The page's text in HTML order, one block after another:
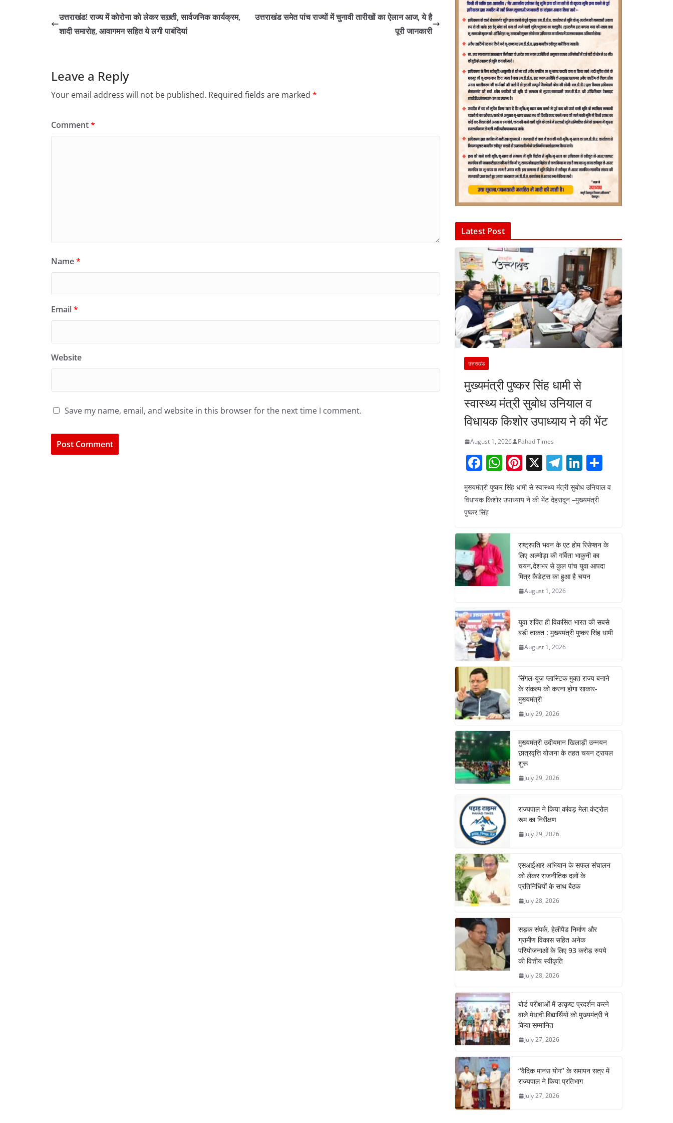
उत्तराखंड! राज्य में कोरोना को लेकर सख़्ती, सार्वजनिक कार्यक्रम,
शादी समारोह, आवागमन सहित ये लगी पाबंदियां
उत्तराखंड समेत पांच राज्यों में चुनावी तारीखों का ऐलान आज, ये है
पूरी जानकारी
Leave a Reply
Your email address will not be published. Required fields are marked *
Comment*
Name*
Email*
Website
Save my name, email, and website in this browser for the next time I comment.
Latest Post
उत्तराखंड
मुख्यमंत्री पुष्कर सिंह धामी से
स्वास्थ्य मंत्री सुबोध उनियाल व
विधायक किशोर उपाध्याय ने की भेंट
August 1, 2026 Pahad Times
F
a
c
e
o
o
k
W
h
at
p
Pi
nt
er
X T
el
e
gr
m
Li
n
k
n
ar
मुख्यमंत्री पुष्कर सिंह धामी से स्वास्थ्य मंत्री सुबोध उनियाल व
विधायक किशोर उपाध्याय ने की भेंट देहरादून –मुख्यमंत्री
पुष्कर सिंह
राष्ट्रपति भवन के एट होम रिसेप्शन के
लिए अल्मोड़ा की गर्विता भाकुनी का
चयन,देशभर से कुल पांच युवा आपदा
मित्र कैडेट्स का हुआ है चयन
August 1, 2026
युवा शक्ति ही विकसित भारत की सबसे
बड़ी ताकत : मुख्यमंत्री पुष्कर सिंह धामी
August 1, 2026
सिंगल-यूज़ प्लास्टिक मुक्त राज्य बनाने
के संकल्प को करना होगा साकार-
मुख्यमंत्री
July 29, 2026
मुख्यमंत्री उदीयमान खिलाड़ी उन्नयन
छात्रवृत्ति योजना के तहत चयन ट्रायल
शुरू
July 29, 2026
राज्यपाल ने किया कांवड़ मेला कंट्रोल
रूम का निरीक्षण
July 29, 2026
एसआईआर अभियान के सफल संचालन
को लेकर राजनीतिक दलों के
प्रतिनिधियों के साथ बैठक
July 28, 2026
सड़क संपर्क, हेलीपैड निर्माण और
ग्रामीण विकास सहित अनेक
परियोजनाओं के लिए 93 करोड़ रुपये
की वित्तीय स्वीकृति
July 28, 2026
बोर्ड परीक्षाओं में उत्कृष्ट प्रदर्शन करने
वाले मेधावी विद्यार्थियों को मुख्यमंत्री ने
किया सम्मानित
July 27, 2026
‘‘वैदिक मानस योग’’ के समापन सत्र में
राज्यपाल ने किया प्रतिभाग
July 27, 2026